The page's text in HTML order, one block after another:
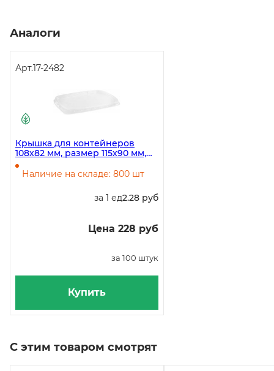
Аналоги
Арт.17-2482
Крышка для контейнеров
108х82 мм, размер 115х90 мм,
прозрачная, 1000 штук
Наличие на складе: 800 шт
за 1 ед2.28 руб
Цена 228 руб
за 100 штук
Купить
С этим товаром смотрят